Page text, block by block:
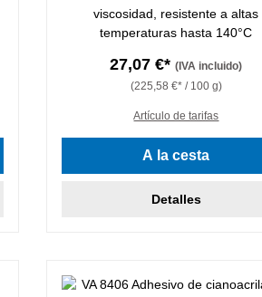
viscosidad, resistente a altas
temperaturas hasta 140°C
27,07 €*(IVA incluido)
(225,58 €* / 100 g)
Artículo de tarifas
A la cesta
Detalles